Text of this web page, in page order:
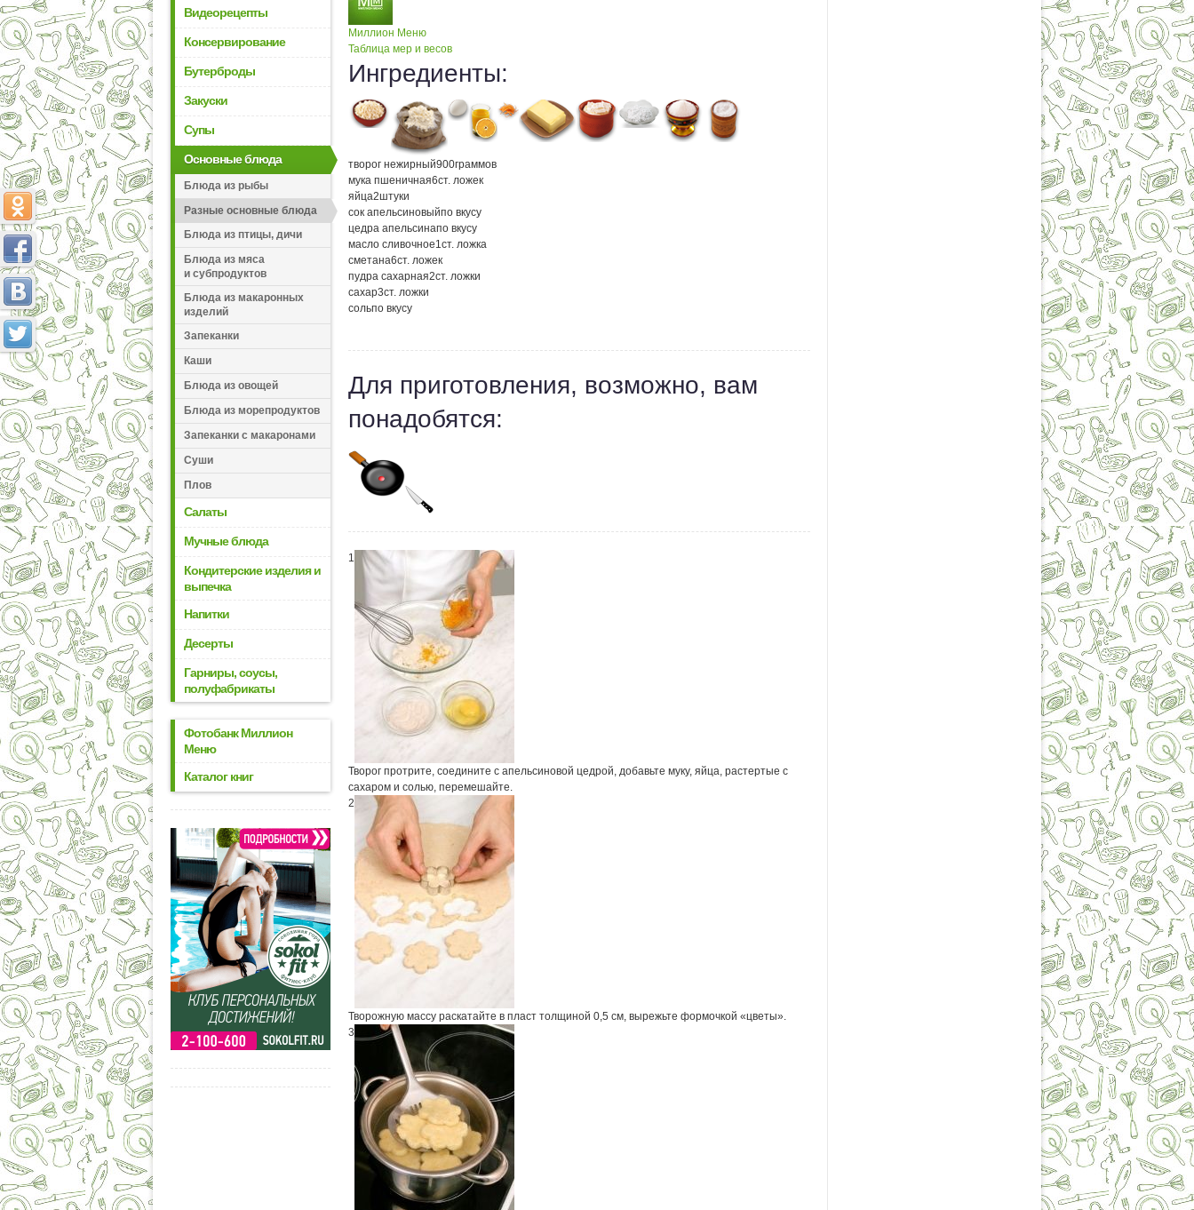
Видеорецепты
Консервирование
Бутерброды
Закуски
Супы
Основные блюда
Блюда из рыбы
Разные основные блюда
Блюда из птицы, дичи
Блюда из мяса
и субпродуктов
Блюда из макаронных
изделий
Запеканки
Каши
Блюда из овощей
Блюда из морепродуктов
Запеканки с макаронами
Суши
Плов
Салаты
Мучные блюда
Кондитерские изделия и
выпечка
Напитки
Десерты
Гарниры, соусы,
полуфабрикаты
Фотобанк Миллион
Меню
Каталог книг
Миллион Меню
Таблица мер и весов
Ингредиенты:
творог нежирный900граммов
мука пшеничная6ст. ложек
яйца2штуки
сок апельсиновыйпо вкусу
цедра апельсинапо вкусу
масло сливочное1 ст. ложка
сметана6ст. ложек
пудра сахарная2ст. ложки
сахар3ст. ложки
сольпо вкусу
Для приготовления, возможно, вам
понадобятся:
1
Творог протрите, соедините с апельсиновой цедрой, добавьте муку, яйца, растертые с
сахаром и солью, перемешайте.
2
Творожную массу раскатайте в пласт толщиной 0,5 см, вырежьте формочкой «цветы».
3